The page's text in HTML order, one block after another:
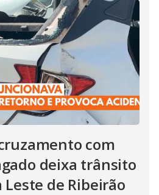
com
deixa trânsito
de Ribeirão